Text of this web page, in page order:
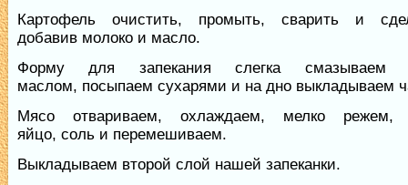
Картофель очистить, промыть, сварить и
добавив молоко и масло.
Форму для запекания слегка смазываем
маслом, посыпаем сухарями и на дно выкладываем
Мясо отвариваем, охлаждаем, мелко режем,
яйцо, соль и перемешиваем.
Выкладываем второй слой нашей запеканки.